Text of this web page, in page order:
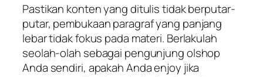
Pastikan konten yang ditulis tidak berputar-
putar, pembukaan paragraf yang panjang
lebar tidak fokus pada materi. Berlakulah
seolah-olah sebagai pengunjung olshop
Anda sendiri, apakah Anda enjoy jika